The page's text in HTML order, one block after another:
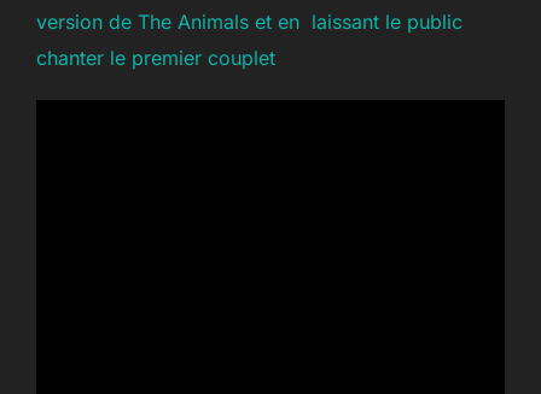
version de The Animals et en laissant le public
chanter le premier couplet